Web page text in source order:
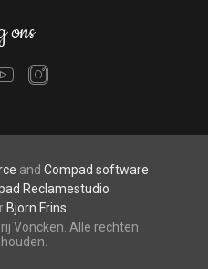
ons
and Compad software
Reclamestudio
Bjorn Frins
Voncken. Alle rechten